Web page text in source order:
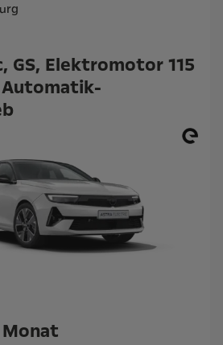
GS, Elektromotor 115
Automatik-